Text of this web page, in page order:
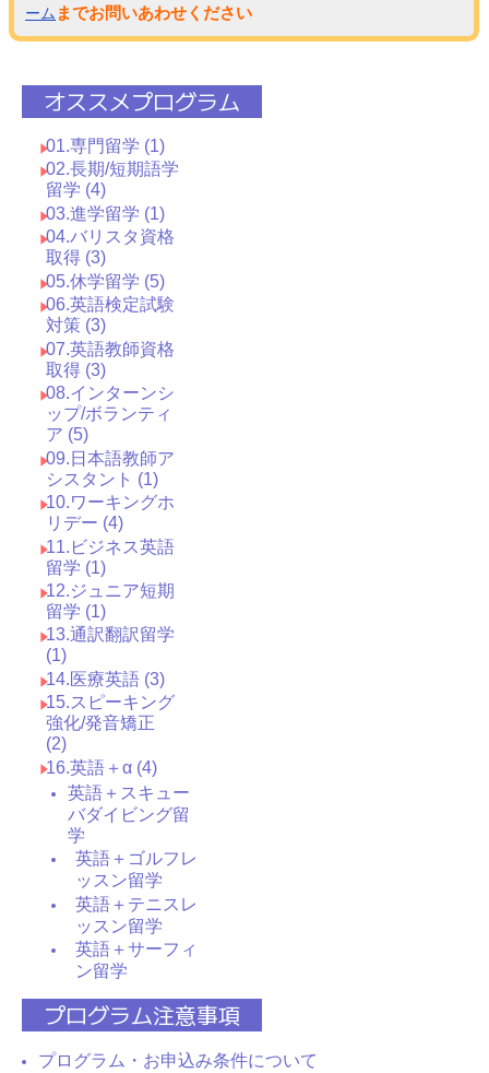
ーム までお問いあわせください
オススメプログラム
01.専門留学 (1)
02.長期/短期語学
留学 (4)
03.進学留学 (1)
04.バリスタ資格
取得 (3)
05.休学留学 (5)
06.英語検定試験
対策 (3)
07.英語教師資格
取得 (3)
08.インターンシ
ップ/ボランティ
ア (5)
09.日本語教師ア
シスタント (1)
10.ワーキングホ
リデー (4)
11.ビジネス英語
留学 (1)
12.ジュニア短期
留学 (1)
13.通訳翻訳留学
(1)
14.医療英語 (3)
15.スピーキング
強化/発音矯正
(2)
16.英語＋α (4)
英語＋スキュー
バダイビング留
学
英語＋ゴルフレ
ッスン留学
英語＋テニスレ
ッスン留学
英語＋サーフィ
ン留学
プログラム注意事項
プログラム・お申込み条件について